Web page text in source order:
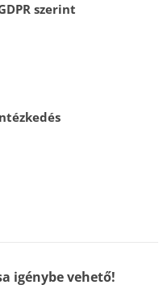
szerint
igénybe vehető!